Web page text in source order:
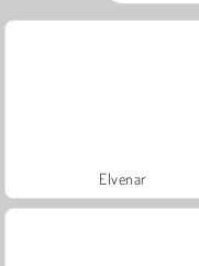
Elvenar